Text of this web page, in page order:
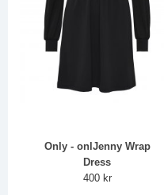
Only - onlJenny Wrap
Dress
400 kr